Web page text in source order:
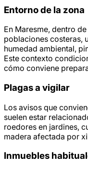
Entorno de la zona
En Maresme, dentro
poblaciones costeras,
humedad ambiental,
Este contexto
cómo conviene
Plagas a vigilar
Los avisos que
suelen estar
roedores en jardines,
madera afectada por
Inmuebles